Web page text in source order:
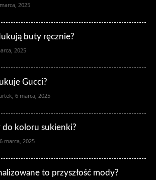
2025
buty ręcznie?
2025
Gucci?
6 marca, 2025
do koloru sukienki?
marca, 2025
to przyszłość mody?